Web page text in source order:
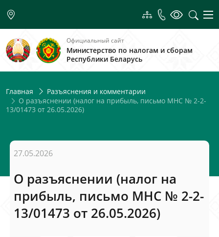
Официальный сайт
Министерство по налогам и сборам
Республики Беларусь
Главная
Разъяснения и комментарии
О разъяснении (налог на прибыль, письмо МНС № 2-2-
13/01473 от 26.05.2026)
27.05.2026
О разъяснении (налог на
прибыль, письмо МНС № 2-2-
13/01473 от 26.05.2026)